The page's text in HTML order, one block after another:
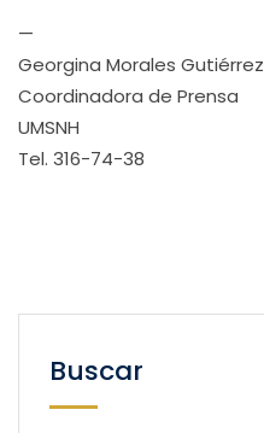
—
Georgina Morales Gutiérrez
Coordinadora de Prensa
UMSNH
Tel. 316-74-38
Buscar